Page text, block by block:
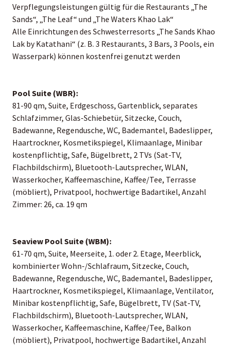
Verpflegungsleistungen gültig für die Restaurants „The
Sands“, „The Leaf“ und „The Waters Khao Lak“
Alle Einrichtungen des Schwesterresorts „The Sands Khao
Lak by Katathani“ (z. B. 3 Restaurants, 3 Bars, 3 Pools, ein
Wasserpark) können kostenfrei genutzt werden
Pool Suite (WBR):
81-90 qm, Suite, Erdgeschoss, Gartenblick, separates
Schlafzimmer, Glas-Schiebetür, Sitzecke, Couch,
Badewanne, Regendusche, WC, Bademantel, Badeslipper,
Haartrockner, Kosmetikspiegel, Klimaanlage, Minibar
kostenpflichtig, Safe, Bügelbrett, 2 TVs (Sat-TV,
Flachbildschirm), Bluetooth-Lautsprecher, WLAN,
Wasserkocher, Kaffeemaschine, Kaffee/Tee, Terrasse
(möbliert), Privatpool, hochwertige Badartikel, Anzahl
Zimmer: 26, ca. 19 qm
Seaview Pool Suite (WBM):
61-70 qm, Suite, Meerseite, 1. oder 2. Etage, Meerblick,
kombinierter Wohn-/Schlafraum, Sitzecke, Couch,
Badewanne, Regendusche, WC, Bademantel, Badeslipper,
Haartrockner, Kosmetikspiegel, Klimaanlage, Ventilator,
Minibar kostenpflichtig, Safe, Bügelbrett, TV (Sat-TV,
Flachbildschirm), Bluetooth-Lautsprecher, WLAN,
Wasserkocher, Kaffeemaschine, Kaffee/Tee, Balkon
(möbliert), Privatpool, hochwertige Badartikel, Anzahl